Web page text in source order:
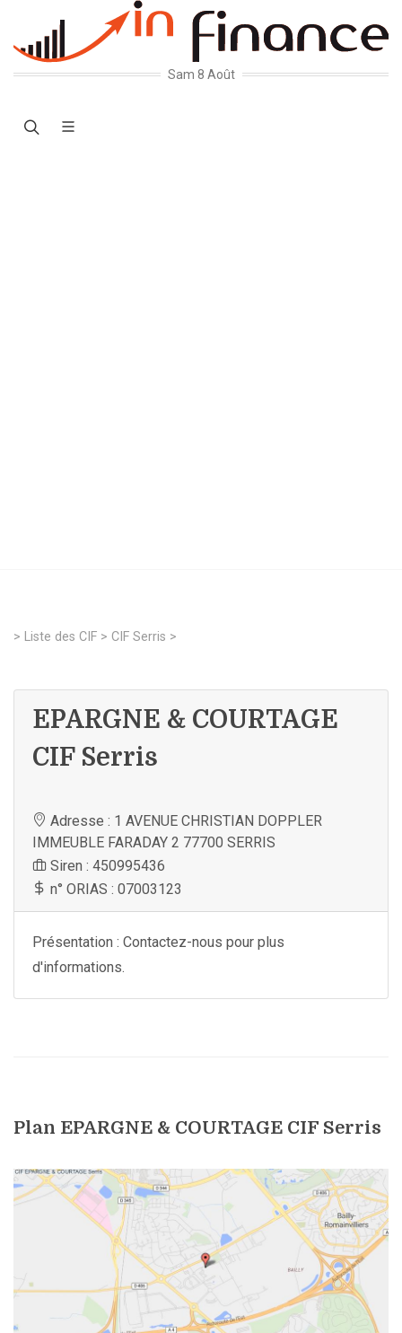
Sam 8 Août
> Liste des CIF > CIF Serris >
EPARGNE & COURTAGE
CIF Serris
Adresse : 1 AVENUE CHRISTIAN DOPPLER
IMMEUBLE FARADAY 2 77700 SERRIS
Siren : 450995436
n° ORIAS : 07003123
Présentation : Contactez-nous pour plus
d'informations.
Plan EPARGNE & COURTAGE CIF Serris